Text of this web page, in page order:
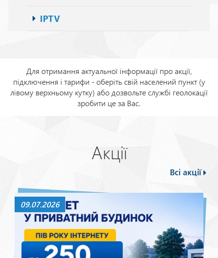
IPTV
Для отримання актуальної інформації про акції,
підключення і тарифи - оберіть свій населений пункт (у
лівому верхньому кутку) або дозвольте службі геолокації
зробити це за Вас.
Акції
Всі акції
09.07.2026